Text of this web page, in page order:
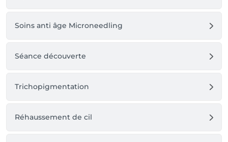
Soins anti âge Microneedling
Séance découverte
Trichopigmentation
Réhaussement de cil